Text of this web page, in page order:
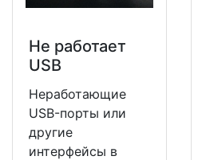
Не работает
USB
Неработающие
USB-порты или
другие
интерфейсы в